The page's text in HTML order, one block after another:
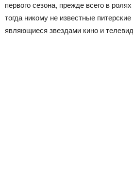
первого сезона, прежде всего в
тогда никому не известные
являющиеся звездами кино и